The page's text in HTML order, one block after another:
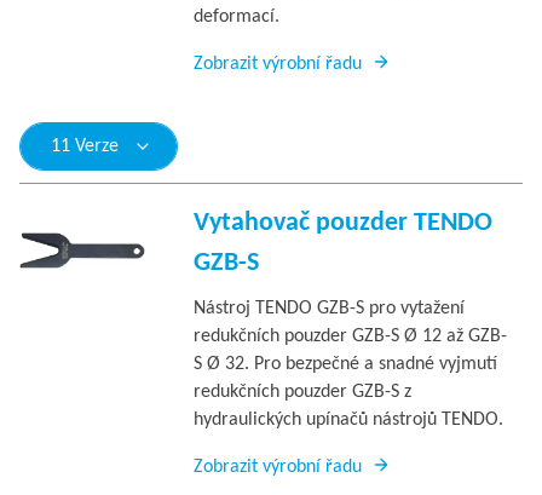
deformací.
Zobrazit výrobní řadu
11 Verze
Vytahovač pouzder TENDO
GZB-S
Nástroj TENDO GZB-S pro vytažení
redukčních pouzder GZB-S Ø 12 až GZB-
S Ø 32. Pro bezpečné a snadné vyjmutí
redukčních pouzder GZB-S z
hydraulických upínačů nástrojů TENDO.
Zobrazit výrobní řadu